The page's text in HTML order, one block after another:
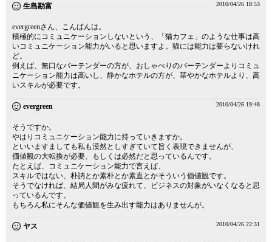
生島勘富 2010/04/26 18:53
evergreenさん、こんばんは。
積極的にコミュニケーションしないという、「猫カフェ」のような仕事は高
いコミュニケーション能力がいると思いますよ。猫には能力は要らないけれ
ど。
例えば、無口なバーテンダーの方が、おしゃべりのバーテンダーよりコミュ
ニケーション能力は高いし、静かなホテルの方が、華やかなホテルより、高
いスキルが必要です。
evergreen 2010/04/26 19:48
そうですか。
やはりコミュニケーション能力に持っていきますか。
といいますましても私も漠然としすぎていて旨く表現できませんが、
価値観の大転換が必要、もしくは必然だと思っているんです。
たとえば、コミュニケーション能力で言えば、
スキルではない、朴訥とか素朴とか素直とかそういう価値観です。
そうでなければ、結局人間がみな疲れて、ビジネスの対象がいなくなると思
っているんです。
もちろん私にそんな価値観を生み出す能力はありませんが。
ヤス 2010/04/26 22:31